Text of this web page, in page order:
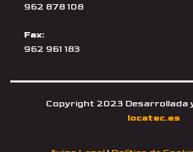
962 878 108
Fax:
962 961 183
Copyright 2023 Desarrollada
locatec.es